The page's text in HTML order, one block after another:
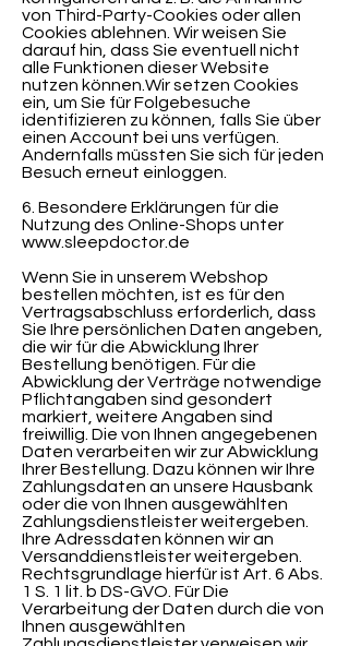
von Third-Party-Cookies oder allen
Cookies ablehnen. Wir weisen Sie
darauf hin, dass Sie eventuell nicht
alle Funktionen dieser Website
nutzen können.Wir setzen Cookies
ein, um Sie für Folgebesuche
identifizieren zu können, falls Sie über
einen Account bei uns verfügen.
Andernfalls müssten Sie sich für jeden
Besuch erneut einloggen.
6. Besondere Erklärungen für die
Nutzung des Online-Shops unter
www.sleepdoctor.de
Wenn Sie in unserem Webshop
bestellen möchten, ist es für den
Vertragsabschluss erforderlich, dass
Sie Ihre persönlichen Daten angeben,
die wir für die Abwicklung Ihrer
Bestellung benötigen. Für die
Abwicklung der Verträge notwendige
Pflichtangaben sind gesondert
markiert, weitere Angaben sind
freiwillig. Die von Ihnen angegebenen
Daten verarbeiten wir zur Abwicklung
Ihrer Bestellung. Dazu können wir Ihre
Zahlungsdaten an unsere Hausbank
oder die von Ihnen ausgewählten
Zahlungsdienstleister weitergeben.
Ihre Adressdaten können wir an
Versanddienstleister weitergeben.
Rechtsgrundlage hierfür ist Art. 6 Abs.
1 S. 1 lit. b DS-GVO. Für Die
Verarbeitung der Daten durch die von
Ihnen ausgewählten